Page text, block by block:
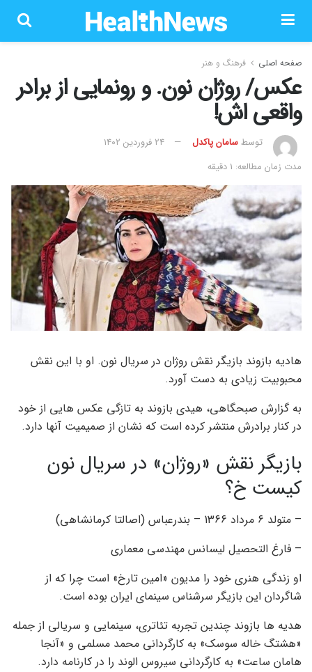
صفحه اصلی فرهنگ و هنر
عکس/ روژان نون. و رونمایی از برادر
واقعی اش!
توسطسامان پاکدل
۲۴ فروردین ۱۴۰۲
مدت زمان مطالعه: 1 دقیقه
هادیه بازوند بازیگر نقش روژان در سریال نون. او با این نقش
محبوبیت زیادی به دست آورد.
به گزارش صبحگاهی، هیدی بازوند به تازگی عکس هایی از خود
در کنار برادرش منتشر کرده است که نشان از صمیمیت آنها دارد.
بازیگر نقش «روژان» در سریال نون
کیست خ؟
– متولد 6 مرداد 1366 – بندرعباس (اصالتا کرمانشاهی)
– فارغ التحصیل لیسانس مهندسی معماری
او زندگی هنری خود را مدیون «امین تارخ» است چرا که از
شاگردان این بازیگر سرشناس سینمای ایران بوده است.
هدیه ها بازوند چندین تجربه تئاتری، سینمایی و سریالی از جمله
«هشتگ خاله سوسک» به کارگردانی محمد مسلمی و «آنجا
هامان ساعت» به کارگردانی سیروس الوند را در کارنامه دارد.